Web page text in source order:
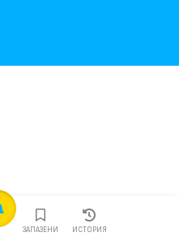
ЗАПАЗЕНИ ИСТОРИЯ